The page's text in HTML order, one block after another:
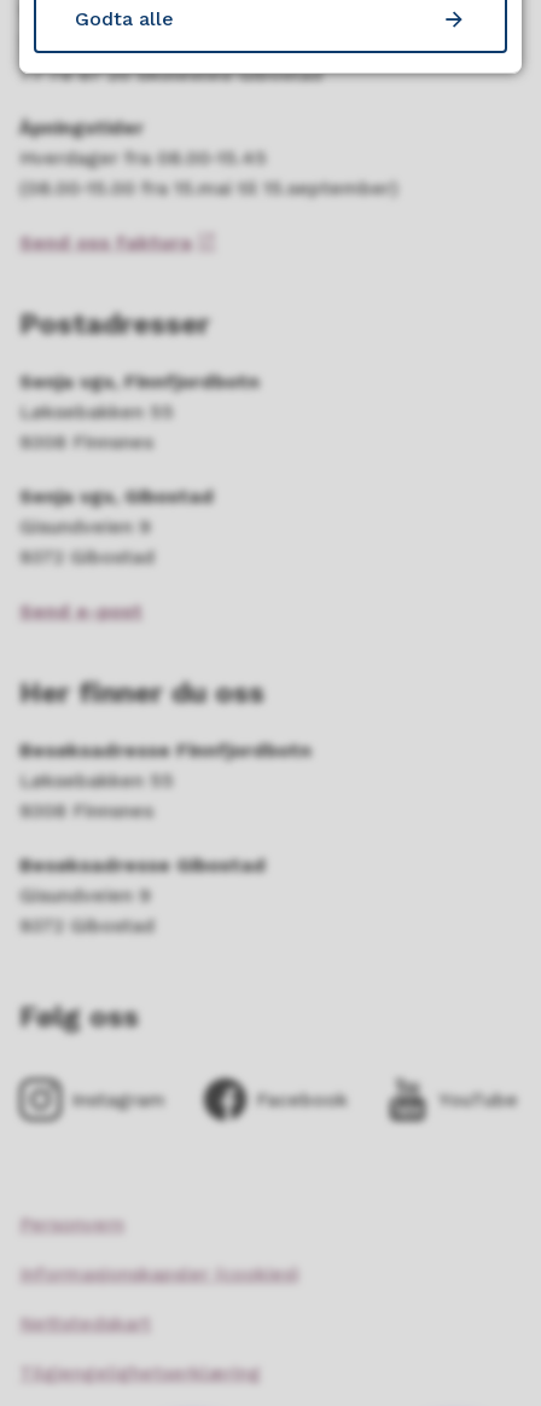
Telefon
77 85 08 00 Skolested Finnfjordbotn
77 78 87 20 Skolested Gibostad
Åpningstider
Hverdager fra 08.00-15.45
(08.00-15.00 fra 15.mai til 15.september)
Send oss faktura
Postadresser
Senja vgs, Finnfjordbotn
Løksebakken 55
9308 Finnsnes
Senja vgs, Gibostad
Gisundveien 9
9372 Gibostad
Send e-post
Her finner du oss
Besøksadresse Finnfjordbotn
Løksebakken 55
9308 Finnsnes
Besøksadresse Gibostad
Gisundveien 9
9372 Gibostad
Følg oss
Instagram Facebook YouTube
Personvern
Informasjonskapsler (cookies)
Nettstedskart
Tilgjengelighetserklæring
Godta alle